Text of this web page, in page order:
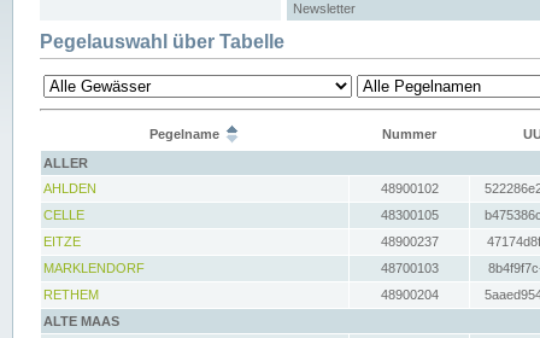
Newsletter
Pegelauswahl über Tabelle
Pegelname Nummer
ALLER
AHLDEN
48900102
CELLE
48300105
EITZE
48900237
MARKLENDORF
48700103
RETHEM
48900204
ALTE MAAS